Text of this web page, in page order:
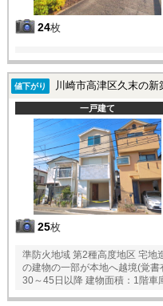
24枚
値下がり 川崎市高津区久末の新
一戸建て
25枚
準防火地域 第2種高度地区 宅地
の建物の一部が本地へ越境(覚
30～45日以降 建物面積：1階車